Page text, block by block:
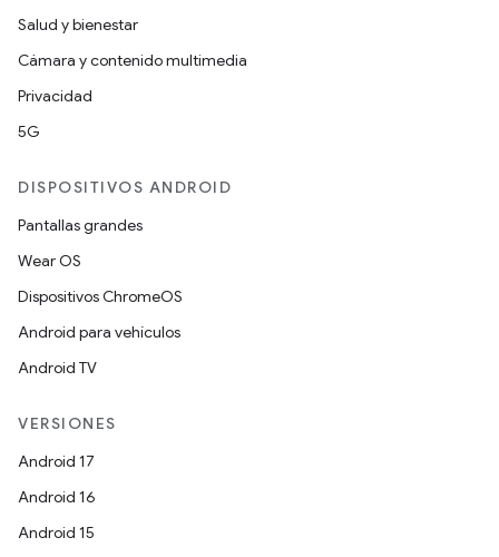
Salud y bienestar
Cámara y contenido multimedia
Privacidad
5G
DISPOSITIVOS ANDROID
Pantallas grandes
Wear OS
Dispositivos ChromeOS
Android para vehículos
Android TV
VERSIONES
Android 17
Android 16
Android 15